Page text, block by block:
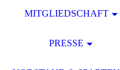
MITGLIEDSCHAFT
PRESSE